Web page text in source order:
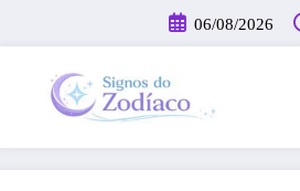
o
06/08/2026